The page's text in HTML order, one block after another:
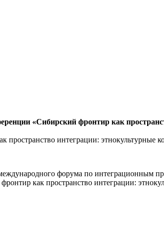
«Сибирский фронтир как
интеграции: этнокультурные
форума по интеграционным
как пространство интеграции: